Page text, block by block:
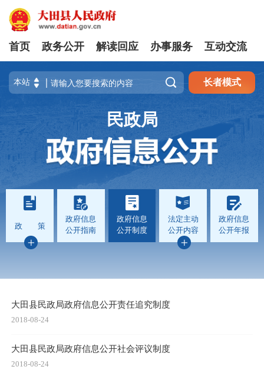
首页 政务公开 解读回应 办事服务 互动交流
 长者模式
民政局
政 策
政府信息
公开指南
政府信息
公开制度
法定主动
公开内容
政府信息
公开年报
大田县民政局政府信息公开责任追究制度
2018-08-24
大田县民政局政府信息公开社会评议制度
2018-08-24